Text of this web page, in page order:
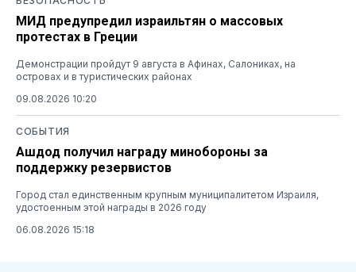
МИД предупредил израильтян о массовых
протестах в Греции
Демонстрации пройдут 9 августа в Афинах, Салониках, на
островах и в туристических районах
09.08.2026 10:20
СОБЫТИЯ
Ашдод получил награду минобороны за
поддержку резервистов
Город стал единственным крупным муниципалитетом Израиля,
удостоенным этой награды в 2026 году
06.08.2026 15:18